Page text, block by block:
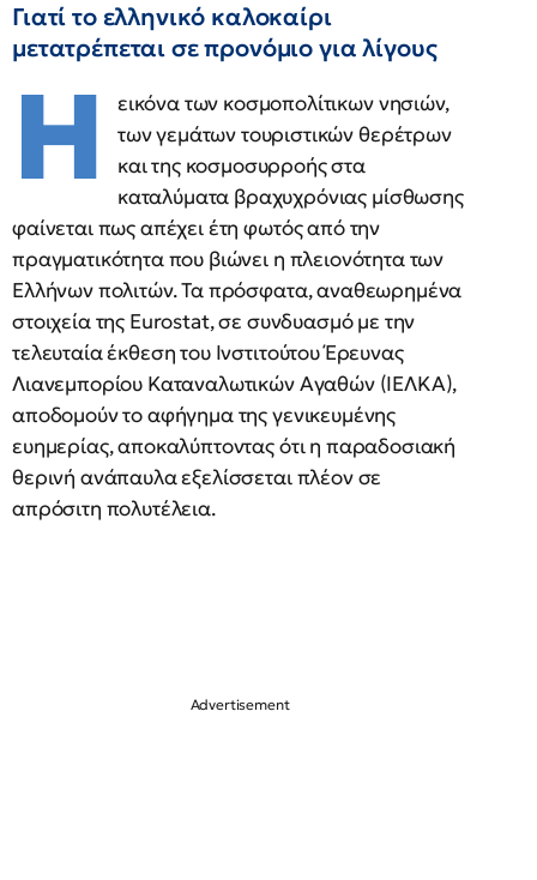
Γιατί το ελληνικό καλοκαίρι
μετατρέπεται σε προνόμιο για λίγους
Η
εικόνα των κοσμοπολίτικων νησιών,
των γεμάτων τουριστικών θερέτρων
και της κοσμοσυρροής στα
καταλύματα βραχυχρόνιας μίσθωσης
φαίνεται πως απέχει έτη φωτός από την
πραγματικότητα που βιώνει η πλειονότητα των
Ελλήνων πολιτών. Τα πρόσφατα, αναθεωρημένα
στοιχεία της Eurostat, σε συνδυασμό με την
τελευταία έκθεση του Ινστιτούτου Έρευνας
Λιανεμπορίου Καταναλωτικών Αγαθών (ΙΕΛΚΑ),
αποδομούν το αφήγημα της γενικευμένης
ευημερίας, αποκαλύπτοντας ότι η παραδοσιακή
θερινή ανάπαυλα εξελίσσεται πλέον σε
απρόσιτη πολυτέλεια.